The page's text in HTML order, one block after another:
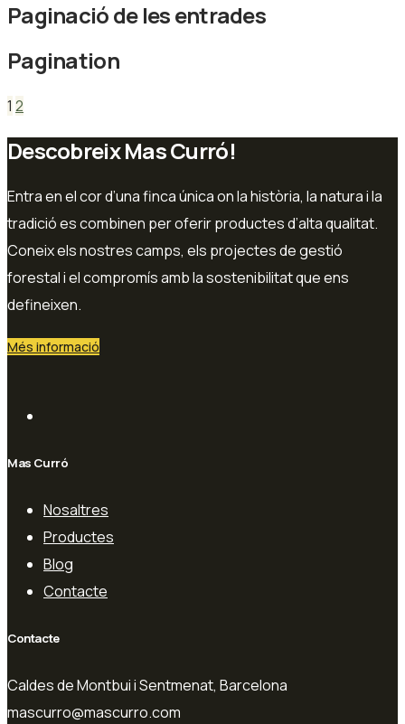
Paginació de les entrades
Pagination
1 2
Descobreix Mas Curró!
Entra en el cor d’una finca única on la història, la natura i la
tradició es combinen per oferir productes d’alta qualitat.
Coneix els nostres camps, els projectes de gestió
forestal i el compromís amb la sostenibilitat que ens
defineixen.
Més informació
Mas Curró
Nosaltres
Productes
Blog
Contacte
Contacte
Caldes de Montbui i Sentmenat, Barcelona
mascurro@mascurro.com